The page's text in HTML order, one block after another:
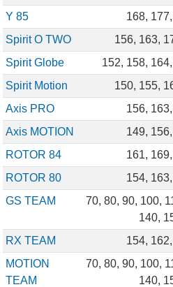
Y 85
168,
Spirit O TWO
156, 163,
Spirit Globe
152, 158,
Spirit Motion
150, 155,
Axis PRO
156,
Axis MOTION
149,
ROTOR 84
161,
ROTOR 80
154,
GS TEAM
70, 80, 90, 100,
140,
RX TEAM 154,
MOTION
TEAM
70, 80, 90, 100,
140,